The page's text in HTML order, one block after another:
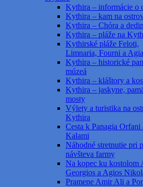
Kythira – informácie o
Kythira – kam na
Kythira – Chóra a
Kythira – pláže na
Kythirské pláže Feloti,
Limnaria, Fourni a
Kythira – historické
múzeá
Kythira – kláštory a
Kythira – jaskyne,
mosty
Výlety a turistika na
Kythira
Cesta k Panagia Orfani
Kalami
Náhodné stretnutie pri
návšteva farmy
Na kopec ku kostolom
Georgios a Agios
Pramene Amir Ali a